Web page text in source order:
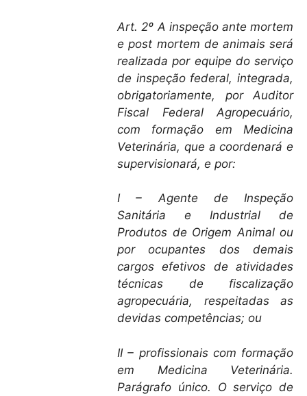
Art. 2º A inspeção ante mortem
e post mortem de animais será
realizada por equipe do serviço
de inspeção federal, integrada,
obrigatoriamente, por Auditor
Fiscal Federal Agropecuário,
com formação em Medicina
Veterinária, que a coordenará e
supervisionará, e por:
I – Agente de Inspeção
Sanitária e Industrial de
Produtos de Origem Animal ou
por ocupantes dos demais
cargos efetivos de atividades
técnicas de fiscalização
agropecuária, respeitadas as
devidas competências; ou
II – profissionais com formação
em Medicina Veterinária.
Parágrafo único. O serviço de